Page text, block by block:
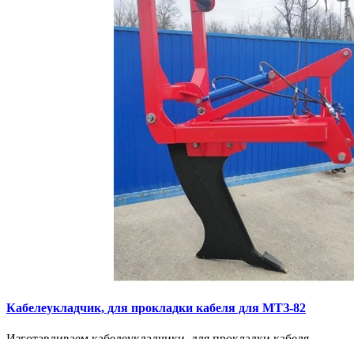
Кaбелeукладчик, для прокладки кабeля для МTЗ-82